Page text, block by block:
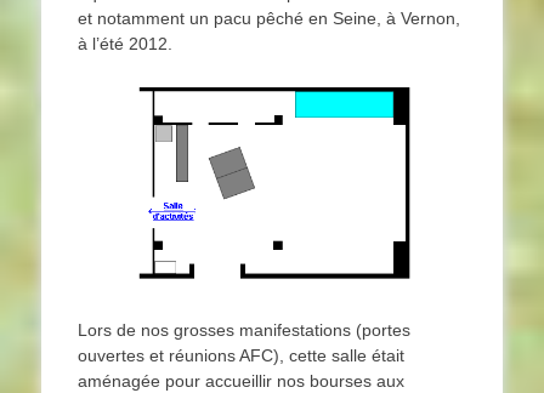
et notamment un pacu pêché en Seine, à Vernon,
à l’été 2012.
Lors de nos grosses manifestations (portes
ouvertes et réunions AFC), cette salle était
aménagée pour accueillir nos bourses aux